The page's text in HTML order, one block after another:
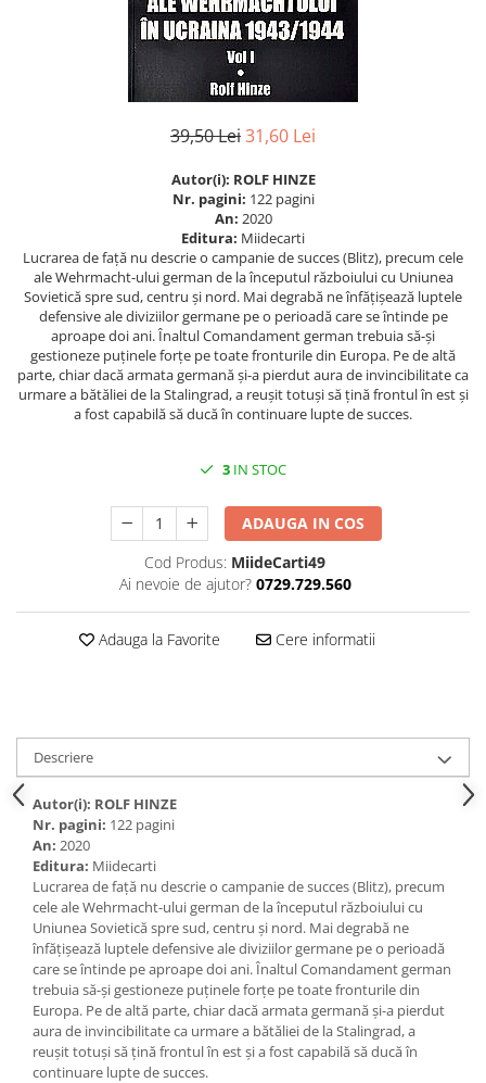
Manuale scolare/Cursuri
Proză
Psihologie
Sociologie
Spiritualitate/Ezoterism
Sport
Stiinte/Educatie
39,50 Lei31,60 Lei
Autor(i): ROLF HINZE
Nr. pagini: 122 pagini
An: 2020
Editura: Miidecarti
Lucrarea de față nu descrie o campanie de succes (Blitz), precum cele
ale Wehrmacht-ului german de la începutul războiului cu Uniunea
Sovietică spre sud, centru și nord. Mai degrabă ne înfățișează luptele
defensive ale diviziilor germane pe o perioadă care se întinde pe
aproape doi ani. Înaltul Comandament german trebuia să-și
gestioneze puținele forțe pe toate fronturile din Europa. Pe de altă
parte, chiar dacă armata germană și-a pierdut aura de invincibilitate ca
urmare a bătăliei de la Stalingrad, a reușit totuși să țină frontul în est și
a fost capabilă să ducă în continuare lupte de succes.
3 IN STOC
ADAUGA IN COS
Cod Produs: MiideCarti49
Ai nevoie de ajutor? 0729.729.560
Adauga la Favorite Cere informatii
Descriere
Autor(i): ROLF HINZE
Nr. pagini: 122 pagini
An: 2020
Editura: Miidecarti
Lucrarea de față nu descrie o campanie de succes (Blitz), precum
cele ale Wehrmacht-ului german de la începutul războiului cu
Uniunea Sovietică spre sud, centru și nord. Mai degrabă ne
înfățișează luptele defensive ale diviziilor germane pe o perioadă
care se întinde pe aproape doi ani. Înaltul Comandament german
trebuia să-și gestioneze puținele forțe pe toate fronturile din
Europa. Pe de altă parte, chiar dacă armata germană și-a pierdut
aura de invincibilitate ca urmare a bătăliei de la Stalingrad, a
reușit totuși să țină frontul în est și a fost capabilă să ducă în
continuare lupte de succes.